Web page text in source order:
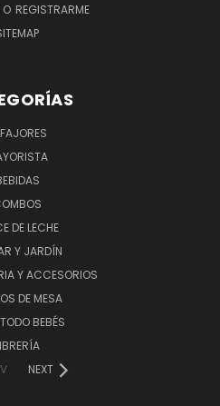
O REGISTRARME
DE LECHE
Y JARDÍN
Y ACCESORIOS
DE MESA
BEBÉS
NEXT